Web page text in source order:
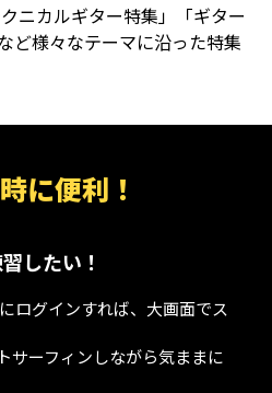
ニカルギター特集」「ギター
ど様々なテーマに沿った特集
に便利！
したい！
ログインすれば、大画面でス
サーフィンしながら気ままに